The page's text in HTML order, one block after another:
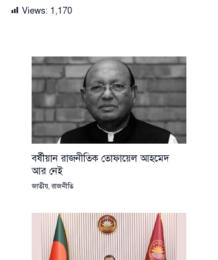
Views: 1,170
বর্ষীয়ান রাজনীতিক তোফায়েল আহমেদ
আর নেই
জাতীয়,রাজনীতি